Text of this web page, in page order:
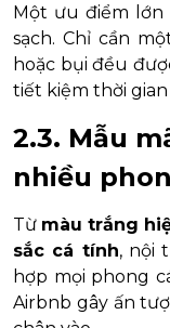
Một ưu điểm lớn
sạch. Chỉ cần
hoặc bụi đều
tiết kiệm thời
2.3. Mẫu
nhiều
Từ màu trắng
sắc cá tính, nội
hợp mọi phong
Airbnb gây ấn